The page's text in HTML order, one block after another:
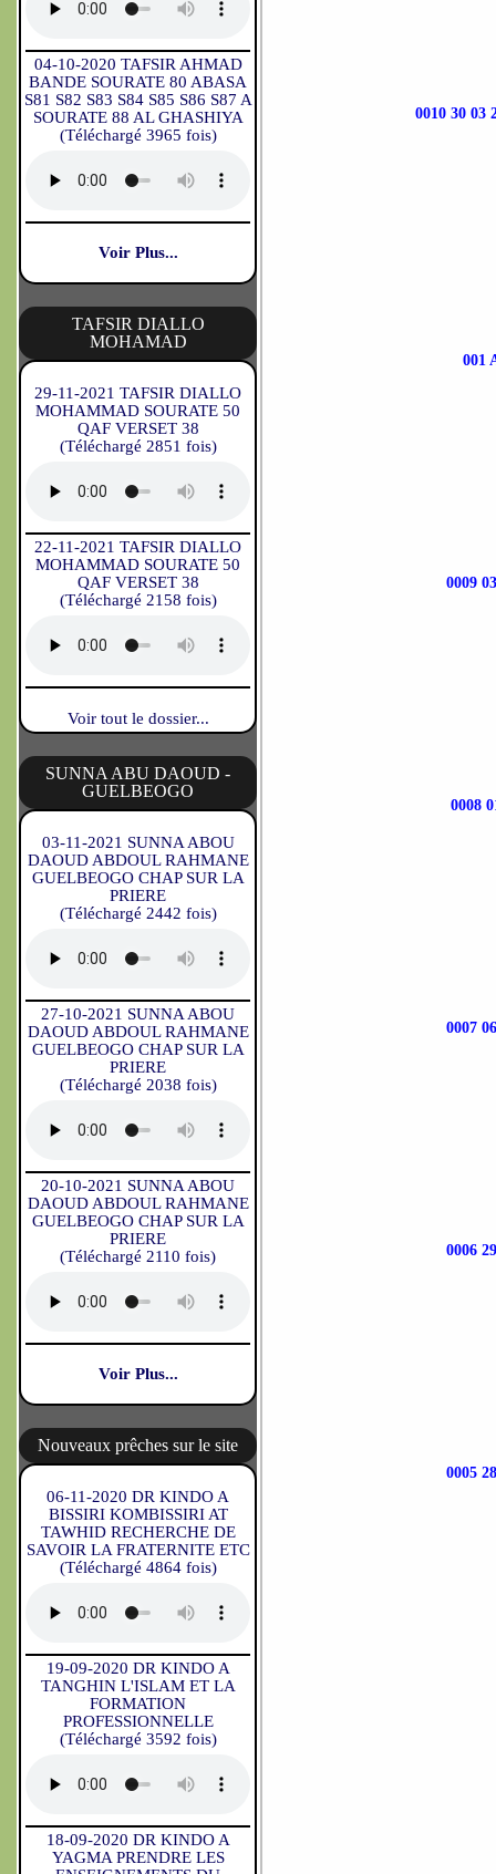
04-10-2020 TAFSIR AHMAD
BANDE SOURATE 80 ABASA
S81 S82 S83 S84 S85 S86 S87 A
SOURATE 88 AL GHASHIYA
(Téléchargé 3965 fois)
Voir Plus...
TAFSIR DIALLO
MOHAMAD
29-11-2021 TAFSIR DIALLO
MOHAMMAD SOURATE 50
QAF VERSET 38
(Téléchargé 2851 fois)
22-11-2021 TAFSIR DIALLO
MOHAMMAD SOURATE 50
QAF VERSET 38
(Téléchargé 2158 fois)
Voir tout le dossier...
SUNNA ABU DAOUD -
GUELBEOGO
03-11-2021 SUNNA ABOU
DAOUD ABDOUL RAHMANE
GUELBEOGO CHAP SUR LA
PRIERE
(Téléchargé 2442 fois)
27-10-2021 SUNNA ABOU
DAOUD ABDOUL RAHMANE
GUELBEOGO CHAP SUR LA
PRIERE
(Téléchargé 2038 fois)
20-10-2021 SUNNA ABOU
DAOUD ABDOUL RAHMANE
GUELBEOGO CHAP SUR LA
PRIERE
(Téléchargé 2110 fois)
Voir Plus...
Nouveaux prêches sur le site
06-11-2020 DR KINDO A
BISSIRI KOMBISSIRI AT
TAWHID RECHERCHE DE
SAVOIR LA FRATERNITE ETC
(Téléchargé 4864 fois)
19-09-2020 DR KINDO A
TANGHIN L'ISLAM ET LA
FORMATION
PROFESSIONNELLE
(Téléchargé 3592 fois)
18-09-2020 DR KINDO A
YAGMA PRENDRE LES
0010 30
001
0009
0008
0007
0006
0005